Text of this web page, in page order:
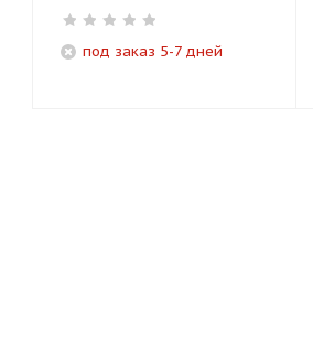
под заказ 5-7 дней